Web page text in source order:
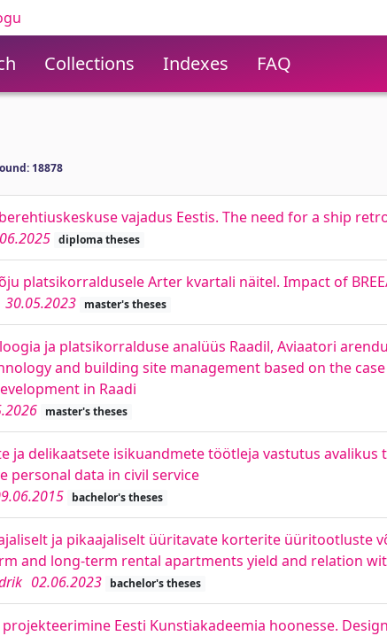
Collections Indexes FAQ
18878
vajadus Eestis. The need for a ship
diploma theses
platsikorraldusele Arter kvartali näitel. Impact of
30.05.2023 master's theses
ja platsikorralduse analüüs Raadil, Aviaatori
and building site management based on the
in Raadi
master's theses
ja delikaatsete isikuandmete töötleja vastutus
personal data in civil service
bachelor's theses
ja pikaajaliselt üüritavate korterite üüritootluste
and long-term rental apartments yield and relation
02.06.2023 bachelor's theses
Eesti Kunstiakadeemia hoonesse.